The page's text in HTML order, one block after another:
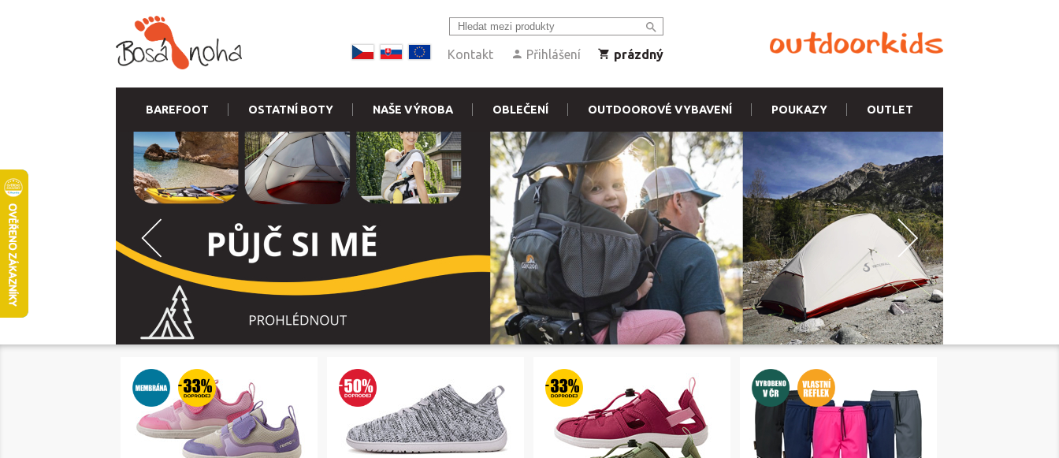
Kontakt Přihlášení prázdný
BAREFOOT OSTATNÍ BOTY NAŠE VÝROBA OBLEČENÍ OUTDOOROVÉ VYBAVENÍ POUKAZY OUTLET